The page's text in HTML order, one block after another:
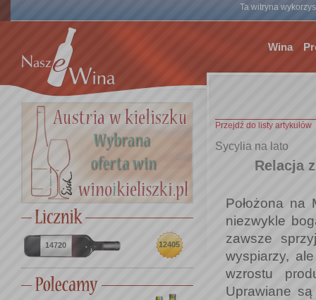
Ta witryna
Wina
14720 12405
Przejdź do listy artykułów
Sycylia na lato
Relacja
Położona na
niezwykle
zawsze
wyspiarzy,
wzrostu
Uprawiane